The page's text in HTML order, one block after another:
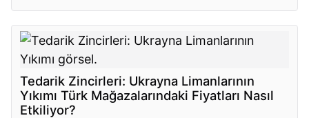
Tedarik Zincirleri: Ukrayna Limanlarının
Yıkımı Türk Mağazalarındaki Fiyatları Nasıl
Etkiliyor?